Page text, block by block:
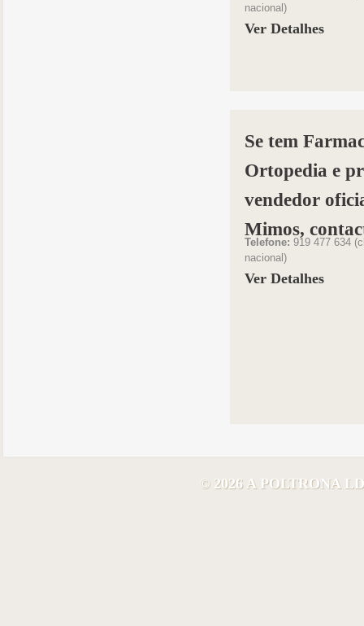
nacional)
Ver Detalhes
Se tem
Ortopedia e
vendedor
Mimos,
Telefone: 919 477 634
nacional)
Ver Detalhes
© 2026 A POLTRONA